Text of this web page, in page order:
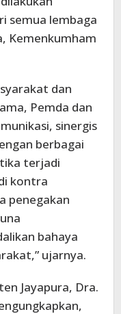
semua lembaga
Kemenkumham
dan
Pemda dan
sinergis
berbagai
terjadi
kontra
penegakan
bahaya
ujarnya.
Jayapura, Dra.